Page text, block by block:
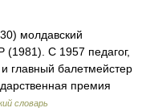
молдавский
С 1957 педагог,
главный балетмейстер
премия
словарь